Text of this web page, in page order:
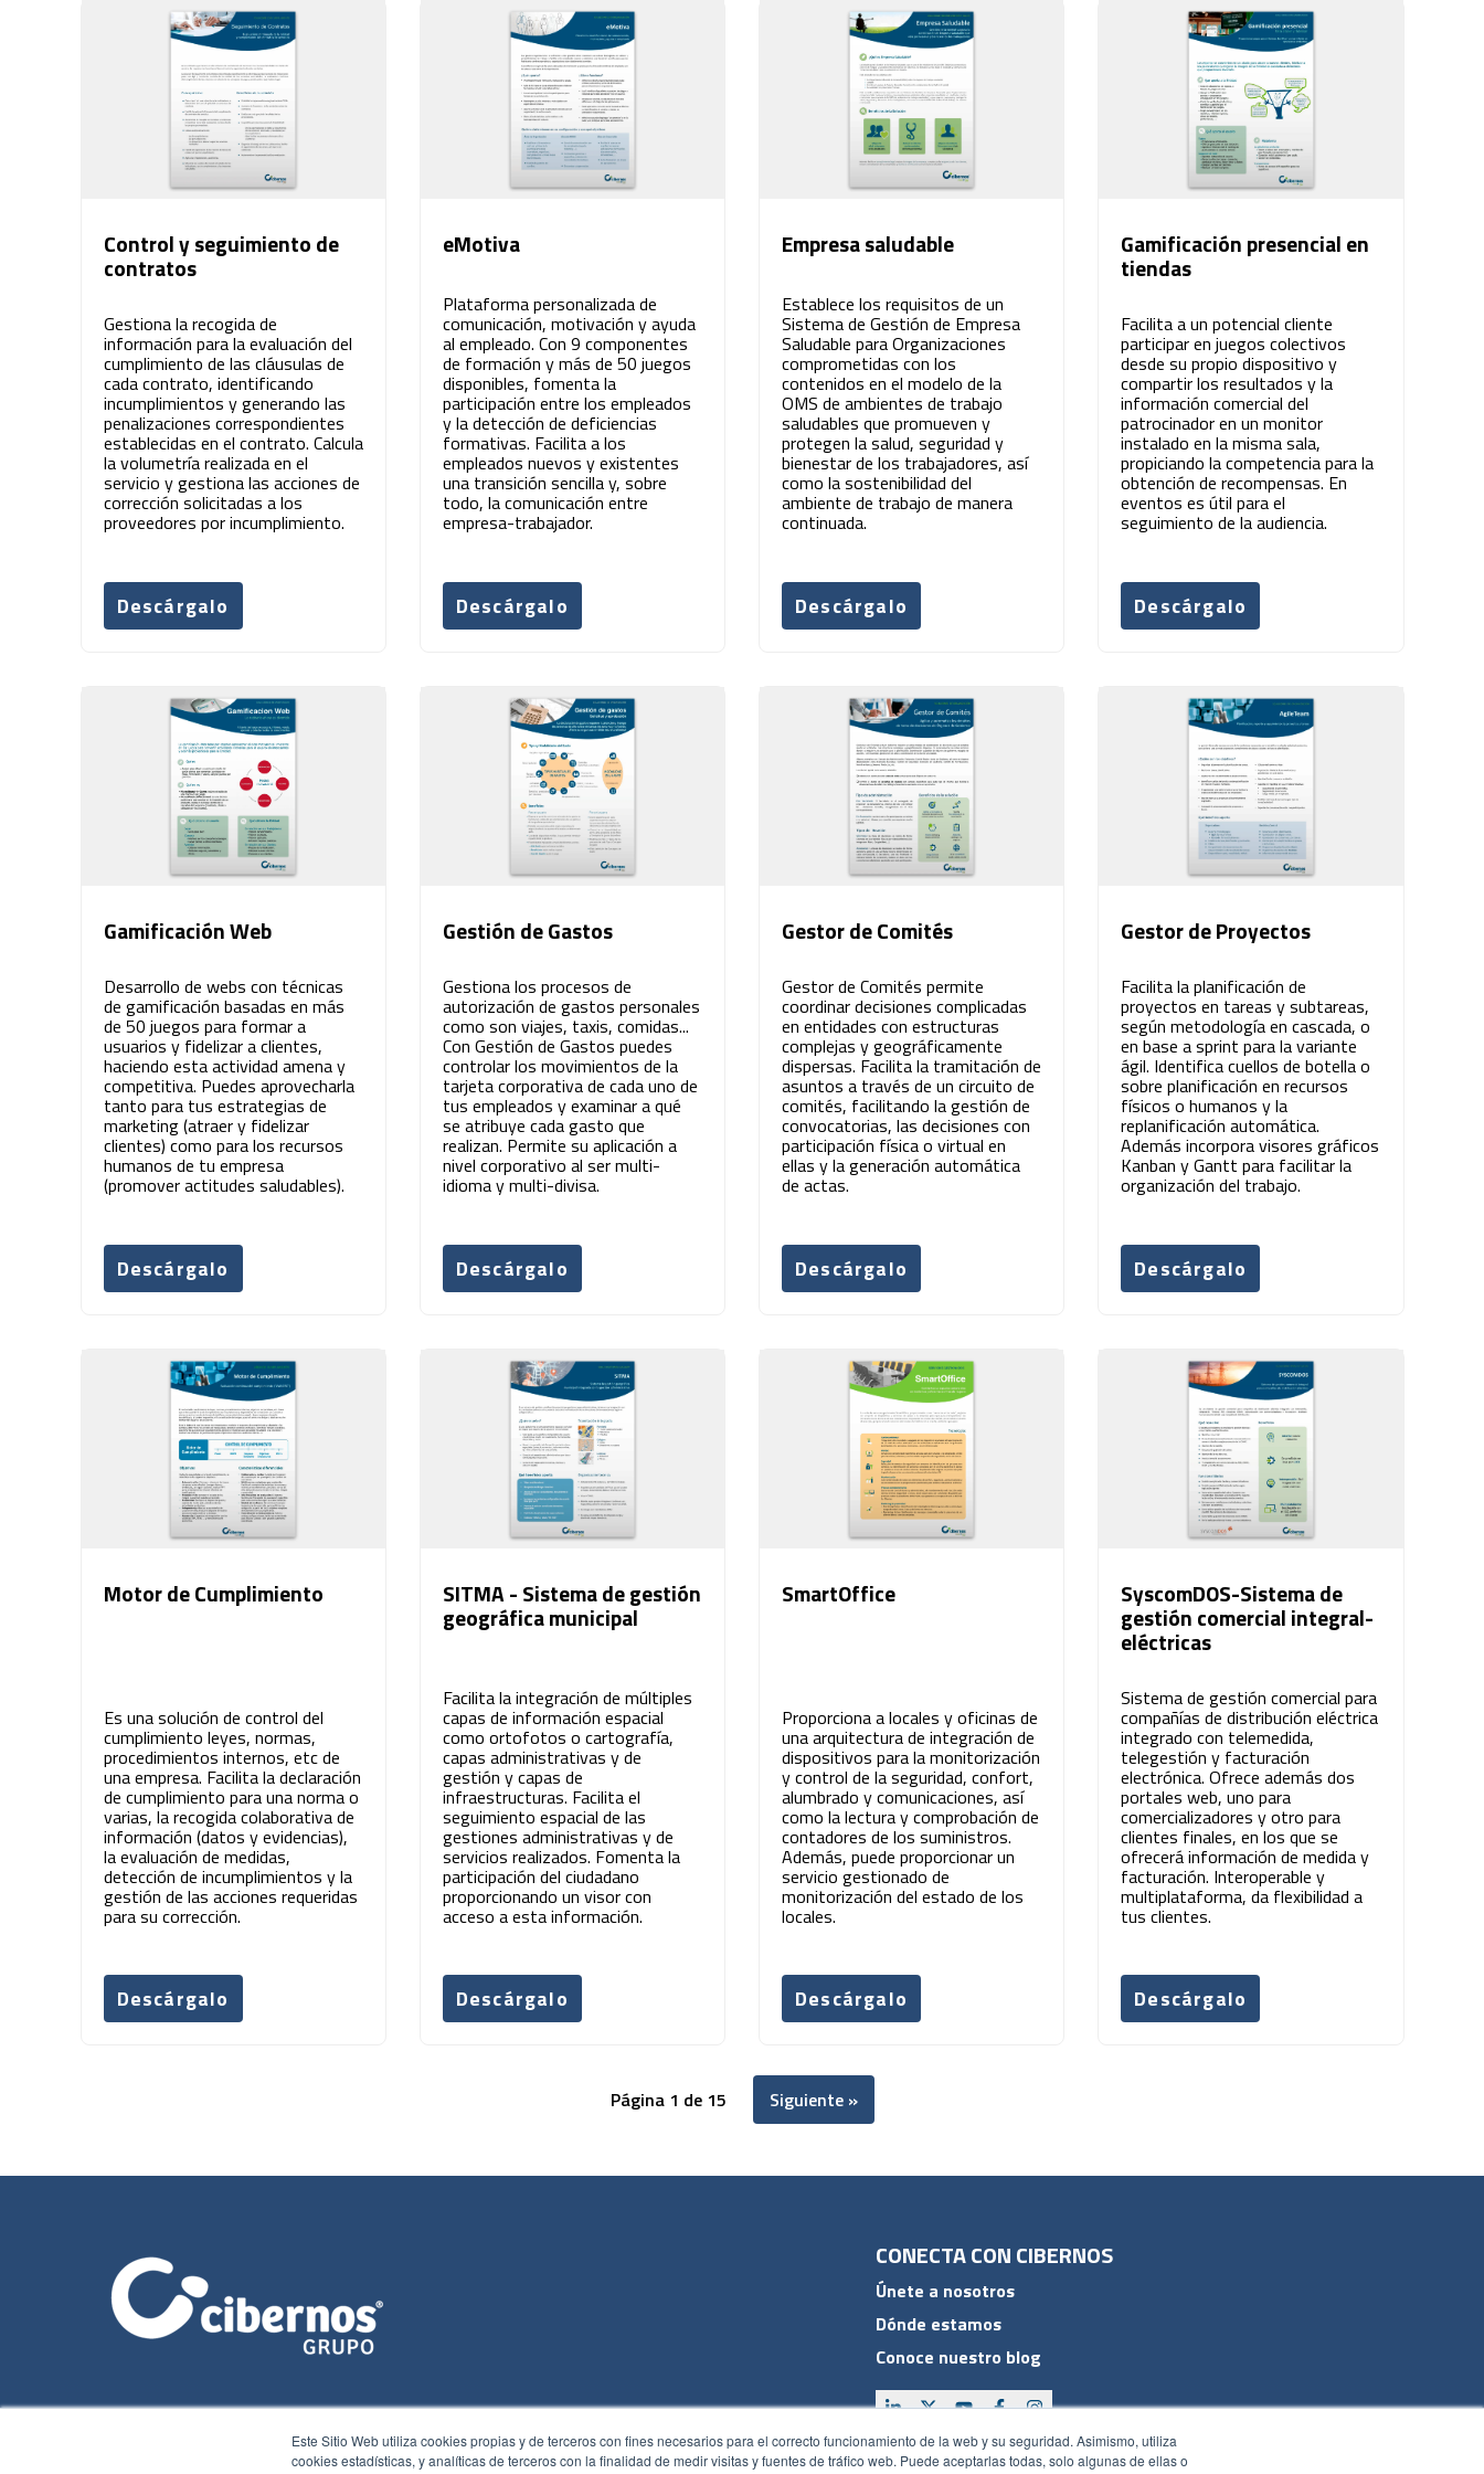
Este Sitio Web utiliza cookies propias y de terceros con fines necesarios para el correcto funcionamiento de la web y su seguridad. Asimismo, utiliza
cookies estadísticas, y analíticas de terceros con la finalidad de medir visitas y fuentes de tráfico web. Puede aceptarlas todas, solo algunas de ellas o
Innovación para optimizar la gestión
académica y administrativa.
Control y seguimiento de
contratos
Gestiona la recogida de
información para la evaluación del
cumplimiento de las cláusulas de
cada contrato, identificando
incumplimientos y generando las
penalizaciones correspondientes
establecidas en el contrato. Calcula
la volumetría realizada en el
servicio y gestiona las acciones de
corrección solicitadas a los
proveedores por incumplimiento.
Descárgalo
eMotiva
Plataforma personalizada de
comunicación, motivación y ayuda
al empleado. Con 9 componentes
de formación y más de 50 juegos
disponibles, fomenta la
participación entre los empleados
y la detección de deficiencias
formativas. Facilita a los
empleados nuevos y existentes
una transición sencilla y, sobre
todo, la comunicación entre
empresa-trabajador.
Descárgalo
Empresa saludable
Establece los requisitos de un
Sistema de Gestión de Empresa
Saludable para Organizaciones
comprometidas con los
contenidos en el modelo de la
OMS de ambientes de trabajo
saludables que promueven y
protegen la salud, seguridad y
bienestar de los trabajadores, así
como la sostenibilidad del
ambiente de trabajo de manera
continuada.
Descárgalo
Gamificación presencial en
tiendas
Facilita a un potencial cliente
participar en juegos colectivos
desde su propio dispositivo y
compartir los resultados y la
información comercial del
patrocinador en un monitor
instalado en la misma sala,
propiciando la competencia para la
obtención de recompensas. En
eventos es útil para el
seguimiento de la audiencia.
Descárgalo
Gamificación Web
Desarrollo de webs con técnicas
de gamificación basadas en más
de 50 juegos para formar a
usuarios y fidelizar a clientes,
haciendo esta actividad amena y
competitiva. Puedes aprovecharla
tanto para tus estrategias de
marketing (atraer y fidelizar
clientes) como para los recursos
humanos de tu empresa
(promover actitudes saludables).
Descárgalo
Gestión de Gastos
Gestiona los procesos de
autorización de gastos personales
como son viajes, taxis, comidas...
Con Gestión de Gastos puedes
controlar los movimientos de la
tarjeta corporativa de cada uno de
tus empleados y examinar a qué
se atribuye cada gasto que
realizan. Permite su aplicación a
nivel corporativo al ser multi-
idioma y multi-divisa.
Descárgalo
Gestor de Comités
Gestor de Comités permite
coordinar decisiones complicadas
en entidades con estructuras
complejas y geográficamente
dispersas. Facilita la tramitación de
asuntos a través de un circuito de
comités, facilitando la gestión de
convocatorias, las decisiones con
participación física o virtual en
ellas y la generación automática
de actas.
Descárgalo
Gestor de Proyectos
Facilita la planificación de
proyectos en tareas y subtareas,
según metodología en cascada, o
en base a sprint para la variante
ágil. Identifica cuellos de botella o
sobre planificación en recursos
físicos o humanos y la
replanificación automática.
Además incorpora visores gráficos
Kanban y Gantt para facilitar la
organización del trabajo.
Descárgalo
Motor de Cumplimiento
Es una solución de control del
cumplimiento leyes, normas,
procedimientos internos, etc de
una empresa. Facilita la declaración
de cumplimiento para una norma o
varias, la recogida colaborativa de
información (datos y evidencias),
la evaluación de medidas,
detección de incumplimientos y la
gestión de las acciones requeridas
para su corrección.
Descárgalo
SITMA - Sistema de gestión
geográfica municipal
Facilita la integración de múltiples
capas de información espacial
como ortofotos o cartografía,
capas administrativas y de
gestión y capas de
infraestructuras. Facilita el
seguimiento espacial de las
gestiones administrativas y de
servicios realizados. Fomenta la
participación del ciudadano
proporcionando un visor con
acceso a esta información.
Descárgalo
SmartOffice
Proporciona a locales y oficinas de
una arquitectura de integración de
dispositivos para la monitorización
y control de la seguridad, confort,
alumbrado y comunicaciones, así
como la lectura y comprobación de
contadores de los suministros.
Además, puede proporcionar un
servicio gestionado de
monitorización del estado de los
locales.
Descárgalo
SyscomDOS-Sistema de
gestión comercial integral-
eléctricas
Sistema de gestión comercial para
compañías de distribución eléctrica
integrado con telemedida,
telegestión y facturación
electrónica. Ofrece además dos
portales web, uno para
comercializadores y otro para
clientes finales, en los que se
ofrecerá información de medida y
facturación. Interoperable y
multiplataforma, da flexibilidad a
tus clientes.
Descárgalo
Página 1 de 15 Siguiente »
CONECTA CON CIBERNOS
Únete a nosotros
Dónde estamos
Conoce nuestro blog